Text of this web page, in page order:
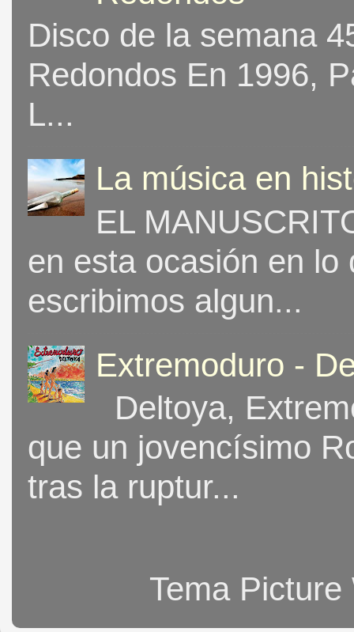
Disco de la semana
Redondos En 1996,
L...
La música en
EL
en esta ocasión en
escribimos algun...
Extremoduro -
Deltoya,
que un jovencísimo
tras la ruptur...
Tema